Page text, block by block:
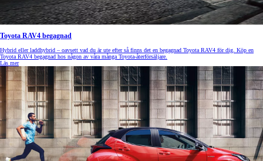
Toyota RAV4 begagnad
Hybrid eller laddhybrid – oavsett vad du är ute efter så finns det en begagnad Toyota RAV4 för dig. Köp en
Toyota RAV4 begagnad hos någon av våra många Toyota-återförsäljare.
Läs mer